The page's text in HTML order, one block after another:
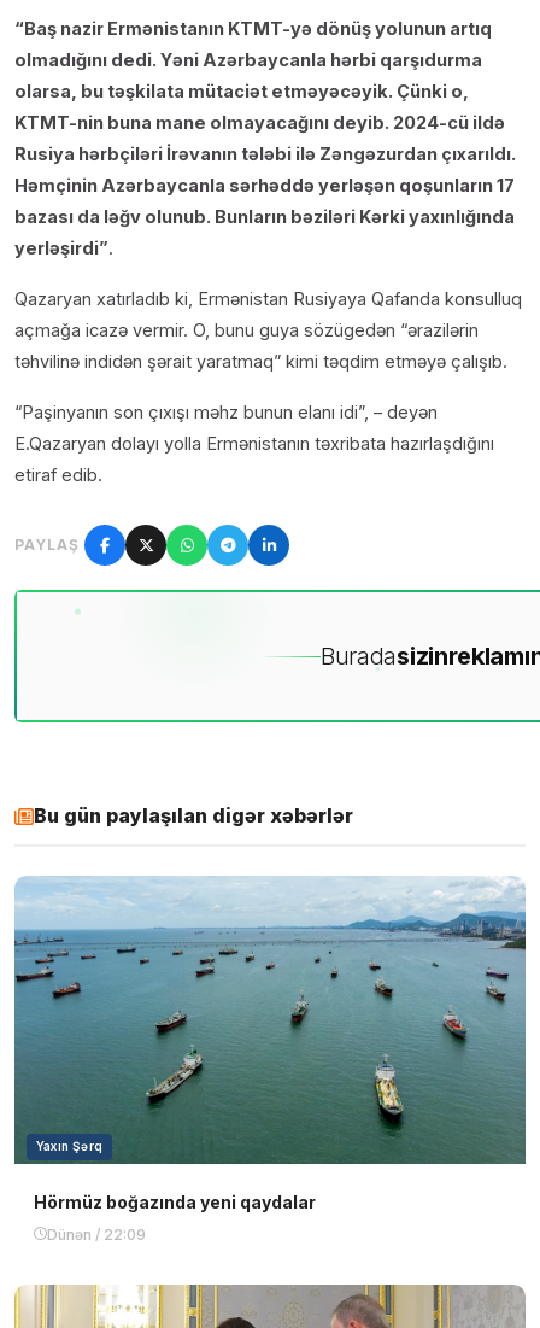
“Baş nazir Ermənistanın KTMT-yə dönüş yolunun artıq
olmadığını dedi. Yəni Azərbaycanla hərbi qarşıdurma
olarsa, bu təşkilata mütaciət etməyəcəyik. Çünki o,
KTMT-nin buna mane olmayacağını deyib. 2024-cü ildə
Rusiya hərbçiləri İrəvanın tələbi ilə Zəngəzurdan çıxarıldı.
Həmçinin Azərbaycanla sərhəddə yerləşən qoşunların 17
bazası da ləğv olunub. Bunların bəziləri Kərki yaxınlığında
yerləşirdi”.
Qazaryan xatırladıb ki, Ermənistan Rusiyaya Qafanda konsulluq
açmağa icazə vermir. O, bunu guya sözügedən “ərazilərin
təhvilinə indidən şərait yaratmaq” kimi təqdim etməyə çalışıb.
“Paşinyanın son çıxışı məhz bunun elanı idi”, – deyən
E.Qazaryan dolayı yolla Ermənistanın təxribata hazırlaşdığını
etiraf edib.
PAYLAŞ
Buradasizin
Bu gün paylaşılan digər xəbərlər
Yaxın Şərq
Hörmüz boğazında yeni qaydalar
Dünən / 22:09